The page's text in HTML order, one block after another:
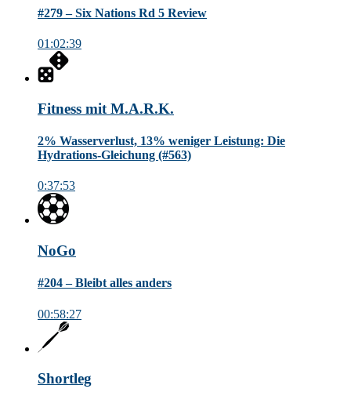
#279 – Six Nations Rd 5 Review
01:02:39
Fitness mit M.A.R.K.
2% Wasserverlust, 13% weniger Leistung: Die
Hydrations-Gleichung (#563)
0:37:53
NoGo
#204 – Bleibt alles anders
00:58:27
Shortleg